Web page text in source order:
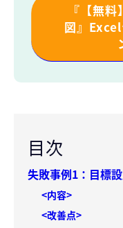
『【無
図』
目次
失敗事例1：目標
<内容>
<改善点>